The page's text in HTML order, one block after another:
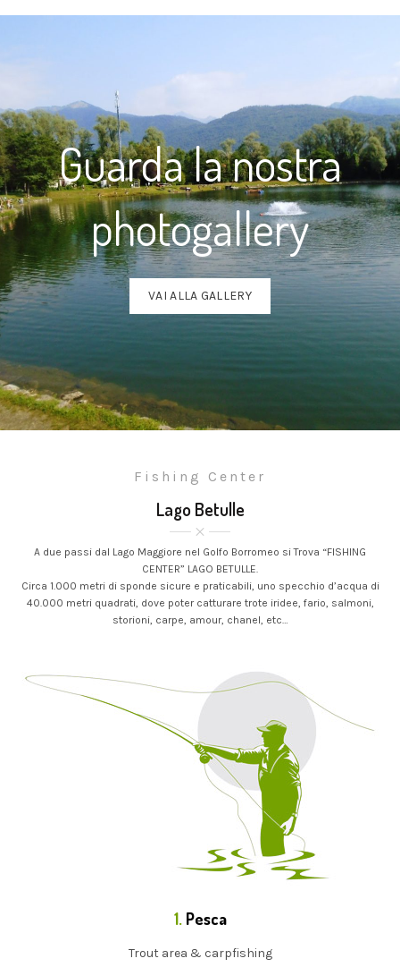
Guarda la nostra
photogallery
VAI ALLA GALLERY
Fishing Center
Lago Betulle
A due passi dal Lago Maggiore nel Golfo Borromeo si Trova “FISHING
CENTER” LAGO BETULLE.
Circa 1.000 metri di sponde sicure e praticabili, uno specchio d’acqua di
40.000 metri quadrati, dove poter catturare trote iridee, fario, salmoni,
storioni, carpe, amour, chanel, etc…
1.Pesca
Trout area & carpfishing